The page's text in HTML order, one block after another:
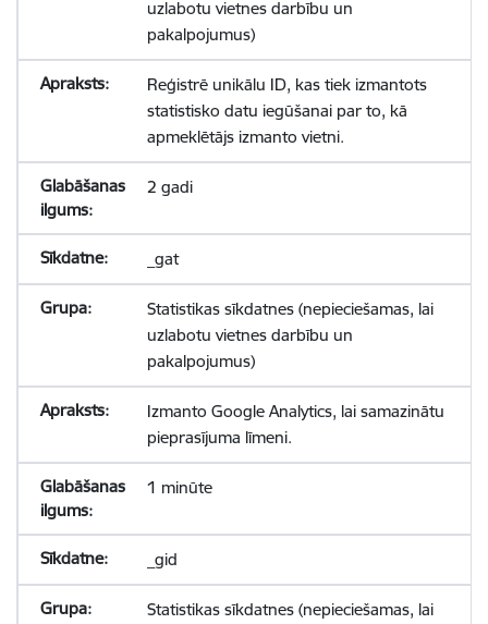
uzlabotu vietnes darbību un
pakalpojumus)
Reģistrē unikālu ID, kas tiek izmantots
statistisko datu iegūšanai par to, kā
apmeklētājs izmanto vietni.
2 gadi
_gat
Statistikas sīkdatnes (nepieciešamas, lai
uzlabotu vietnes darbību un
pakalpojumus)
Izmanto Google Analytics, lai samazinātu
pieprasījuma līmeni.
1 minūte
_gid
Statistikas sīkdatnes (nepieciešamas, lai